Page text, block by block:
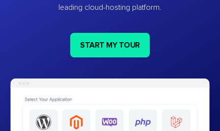
leading cloud-hosting platform.
START MY TOUR